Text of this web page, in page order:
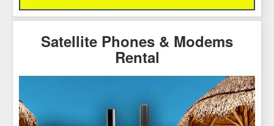
Satellite Phones & Modems
Rental